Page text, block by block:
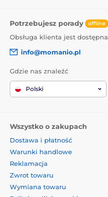
Potrzebujesz porady offline
Obsługa klienta jest dostępna
info@momanio.pl
Gdzie nas znaleźć
Polski
Wszystko o zakupach
Dostawa i płatność
Warunki handlowe
Reklamacja
Zwrot towaru
Wymiana towaru